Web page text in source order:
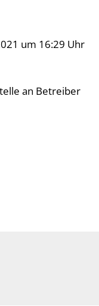
um 16:29 Uhr
an Betreiber